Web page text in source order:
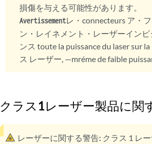
損傷を与える可能性があります。
Avertissementレ・connecteurs ア・
ン・レイネメント・レーザーイン
ンス toute la puissance du laser sur
ス レーザー, —mréme de faible
クラス1レーザー製品に関
レーザーに関する警告: クラス 1 レー